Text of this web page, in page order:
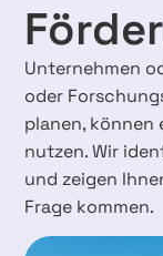
Unternehmen
oder
planen, können
nutzen. Wir
und zeigen
Frage kommen.